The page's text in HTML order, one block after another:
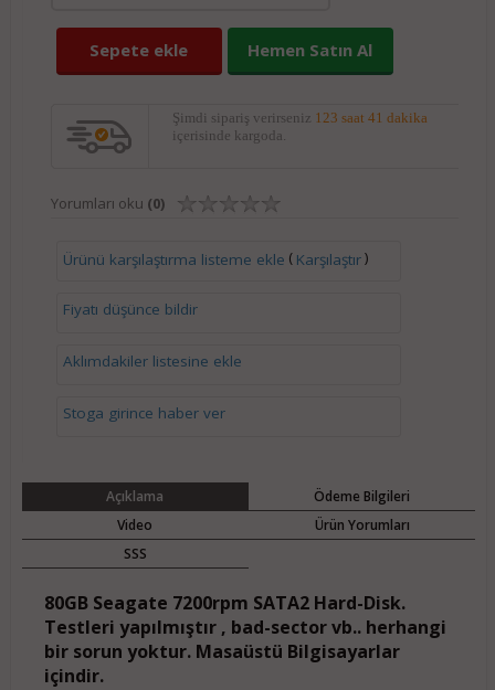
Sepete ekle Hemen Satın Al
Şimdi sipariş verirseniz 123 saat 41 dakika
içerisinde kargoda.
Yorumları oku (0)
Ürünü karşılaştırma listeme ekle ( Karşılaştır)
Fiyatı düşünce bildir
Aklımdakiler listesine ekle
Stoga girince haber ver
Açıklama
Ödeme Bilgileri
Video
Ürün Yorumları
SSS
80GB Seagate 7200rpm SATA2 Hard-Disk.
Testleri yapılmıştır , bad-sector vb.. herhangi
bir sorun yoktur. Masaüstü Bilgisayarlar
içindir.